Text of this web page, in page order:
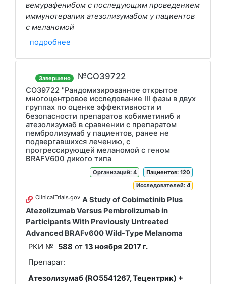
вемурафенибом с последующим проведением
иммунотерапии атезолизумабом у пациентов
с меланомой
подробнее
Завершено №CO39722
CO39722 "Рандомизированное открытое
многоцентровое исследование III фазы в двух
группах по оценке эффективности и
безопасности препаратов кобиметиниб и
атезолизумаб в сравнении с препаратом
пембролизумаб у пациентов, ранее не
подвергавшихся лечению, с
прогрессирующей меланомой с геном
BRAFV600 дикого типа
Пациентов: 120
Организаций: 4
Исследователей: 4
ClinicalTrials.gov A Study of Cobimetinib Plus
Atezolizumab Versus Pembrolizumab in
Participants With Previously Untreated
Advanced BRAFv600 Wild-Type Melanoma
РКИ №
588 от13 ноября 2017 г.
Препарат:
Атезолизумаб (RO5541267, Тецентрик) +